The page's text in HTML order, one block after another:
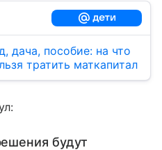
дача, пособие: на что
тратить маткапитал
будут